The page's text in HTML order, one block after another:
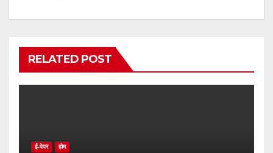
RELATED POST
ई-पेपर होम